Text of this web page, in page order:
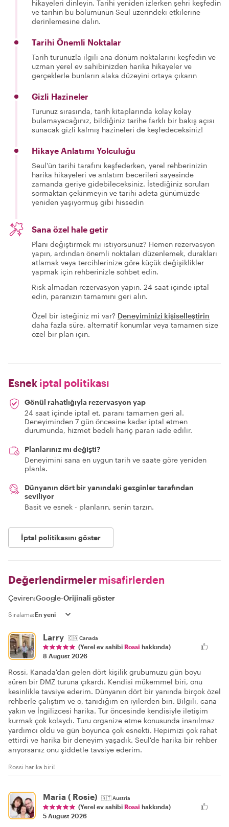
hikayeleri dinleyin. Tarihi yeniden izlerken şehri keşfedin
ve tarihin bu bölümünün Seul üzerindeki etkilerine
derinlemesine dalın.
Tarihi Önemli Noktalar
Tarih turunuzla ilgili ana dönüm noktalarını keşfedin ve
uzman yerel ev sahibinizden harika hikayeler ve
gerçeklerle bunların alaka düzeyini ortaya çıkarın
Gizli Hazineler
Turunuz sırasında, tarih kitaplarında kolay kolay
bulamayacağınız, bildiğiniz tarihe farklı bir bakış açısı
sunacak gizli kalmış hazineleri de keşfedeceksiniz!
Hikaye Anlatımı Yolculuğu
Seul'ün tarihi tarafını keşfederken, yerel rehberinizin
harika hikayeleri ve anlatım becerileri sayesinde
zamanda geriye gidebileceksiniz. İstediğiniz soruları
sormaktan çekinmeyin ve tarihi adeta günümüzde
yeniden yaşıyormuş gibi hissedin
Sana özel hale getir
Planı değiştirmek mi istiyorsunuz? Hemen rezervasyon
yapın, ardından önemli noktaları düzenlemek, durakları
atlamak veya tercihlerinize göre küçük değişiklikler
yapmak için rehberinizle sohbet edin.
Risk almadan rezervasyon yapın. 24 saat içinde iptal
edin, paranızın tamamını geri alın.
Özel bir isteğiniz mi var? Deneyiminizi kişiselleştirin
daha fazla süre, alternatif konumlar veya tamamen size
özel bir plan için.
Esnek iptal politikası
Gönül rahatlığıyla rezervasyon yap
24 saat içinde iptal et, paranı tamamen geri al.
Deneyiminden 7 gün öncesine kadar iptal etmen
durumunda, hizmet bedeli hariç paran iade edilir.
Planlarınız mı değişti?
Deneyimini sana en uygun tarih ve saate göre yeniden
planla.
Dünyanın dört bir yanındaki gezginler tarafından
seviliyor
Basit ve esnek - planların, senin tarzın.
İptal politikasını göster
Değerlendirmeler misafirlerden
Çeviren:Google-Orijinali göster
Sıralama:
Larry 🇨🇦Canada
(Yerel ev sahibi Rossi hakkında)
8 August 2026
Rossi, Kanada'dan gelen dört kişilik grubumuzu gün boyu
süren bir DMZ turuna çıkardı. Kendisi mükemmel biri, onu
kesinlikle tavsiye ederim. Dünyanın dört bir yanında birçok özel
rehberle çalıştım ve o, tanıdığım en iyilerden biri. Bilgili, cana
yakın ve İngilizcesi harika. Tur öncesinde kendisiyle iletişim
kurmak çok kolaydı. Turu organize etme konusunda inanılmaz
yardımcı oldu ve gün boyunca çok esnekti. Hepimizi çok rahat
ettirdi ve harika bir deneyim yaşadık. Seul'de harika bir rehber
arıyorsanız onu şiddetle tavsiye ederim.
Rossi harika biri!
Maria ( Rosie) 🇦🇹Austria
(Yerel ev sahibi Rossi hakkında)
5 August 2026